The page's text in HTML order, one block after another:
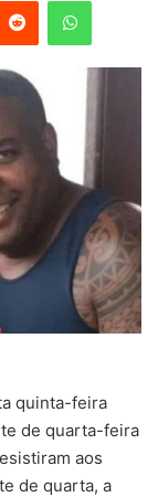
quinta-feira
de quarta-feira
aos
de quarta, a